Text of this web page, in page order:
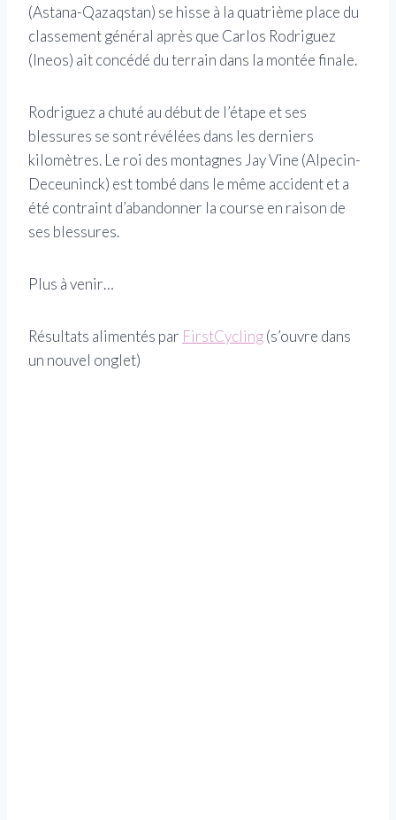
(Astana-Qazaqstan) se hisse à la quatrième place du
classement général après que Carlos Rodriguez
(Ineos) ait concédé du terrain dans la montée finale.
Rodriguez a chuté au début de l’étape et ses
blessures se sont révélées dans les derniers
kilomètres. Le roi des montagnes Jay Vine (Alpecin-
Deceuninck) est tombé dans le même accident et a
été contraint d’abandonner la course en raison de
ses blessures.
Plus à venir…
Résultats alimentés par FirstCycling(s’ouvre dans
un nouvel onglet)